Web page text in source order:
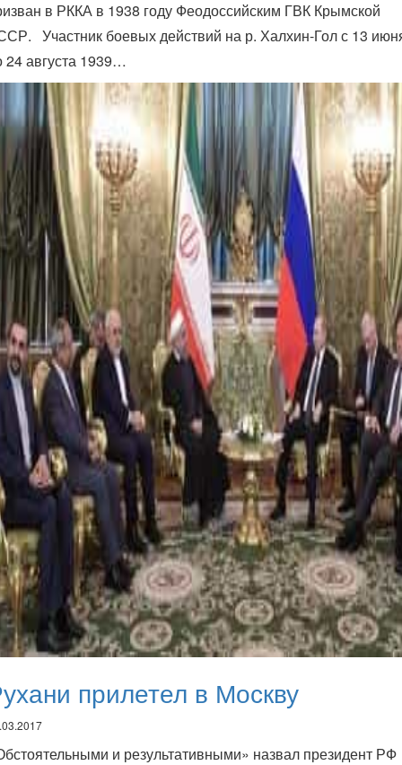
в РККА в 1938 году Феодоссийским ГВК Крымской
Участник боевых действий на р. Халхин-Гол с 13
24 августа 1939…
прилетел в Москву
и результативными» назвал президент РФ